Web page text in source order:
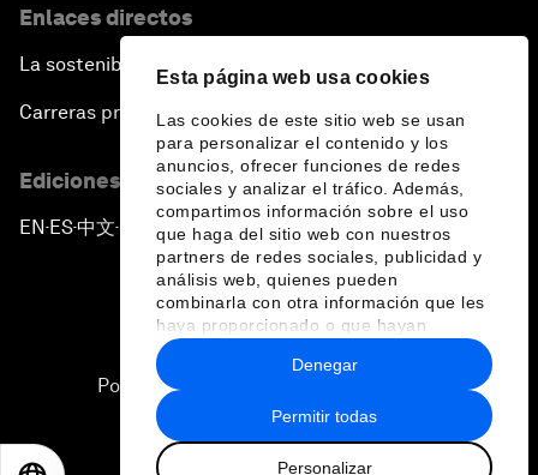
Esta página web usa cookies
Las cookies de este sitio web se usan
para personalizar el contenido y los
anuncios, ofrecer funciones de redes
sociales y analizar el tráfico. Además,
compartimos información sobre el uso
que haga del sitio web con nuestros
partners de redes sociales, publicidad y
análisis web, quienes pueden
combinarla con otra información que les
haya proporcionado o que hayan
recopilado a partir del uso que haya
hecho de sus servicios.
Permitir todas
Personalizar
Denegar
Enlaces directos
La sostenibilidad en el Foro
Carreras profesionales
Ediciones en otros idiomas
EN ▪ES▪中文▪ 日本語
Política de privacidad y normas de uso
Sitemap